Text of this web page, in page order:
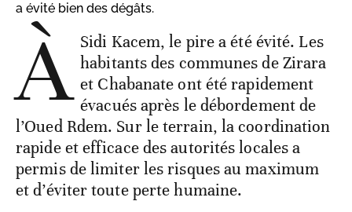
a évité bien des dégâts.
À Sidi Kacem, le pire a été évité. Les
habitants des communes de Zirara
et Chabanate ont été rapidement
évacués après le débordement de
l’Oued Rdem. Sur le terrain, la coordination
rapide et efficace des autorités locales a
permis de limiter les risques au maximum
et d’éviter toute perte humaine.